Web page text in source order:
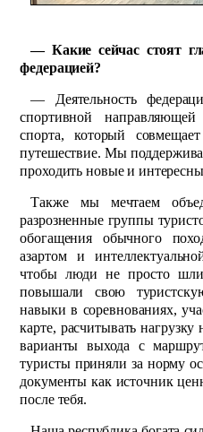
— Какие сейчас стоят
федерацией?
— Деятельность
спортивной
спорта, который
путешествие. Мы
проходить новые и
Также мы мечтаем
разрозненные группы
обогащения обыч­ного
азартом и
чтобы люди не просто
повышали свою
навыки в соревнованиях,
карте, расчитывать
варианты выхода с
туристы приняли за норму
документы как источник
после тебя.